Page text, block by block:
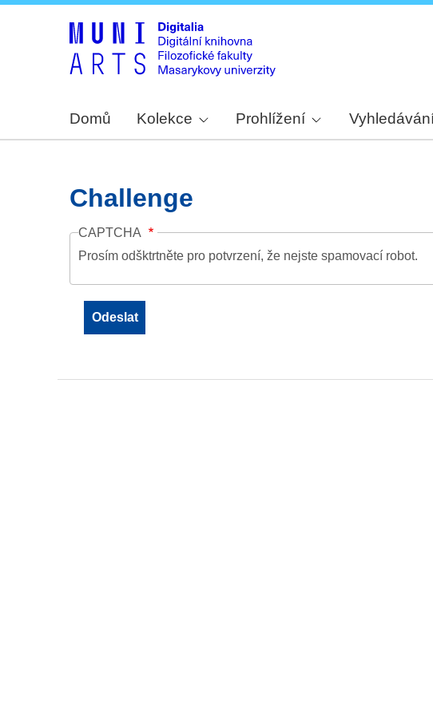
Domů Kolekce Prohlížení
Challenge
CAPTCHA
Prosím odšktrtněte pro potvrzení, že nejste spamovací robot.